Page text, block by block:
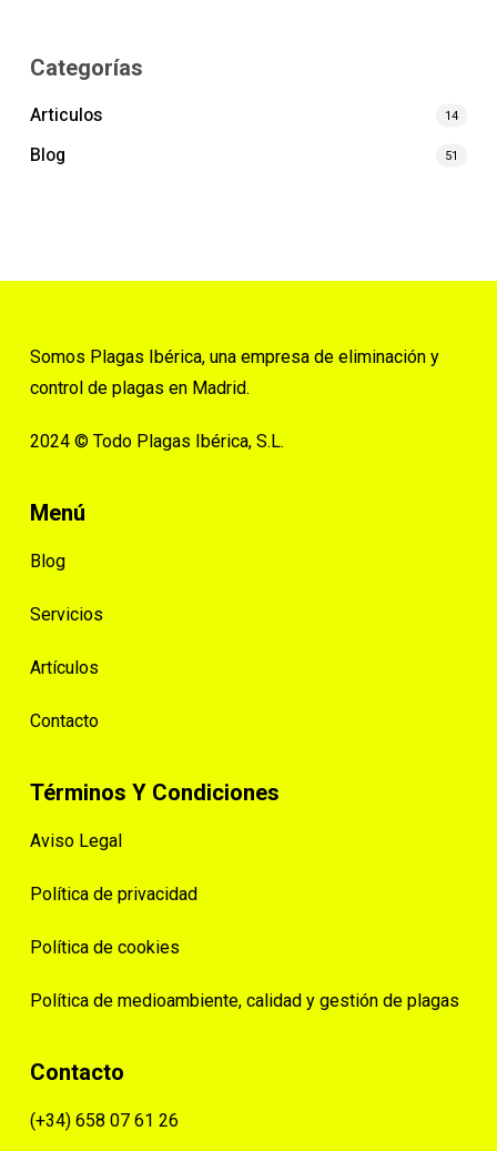
Categorías
Articulos
14
Blog 51
Somos Plagas Ibérica, una empresa de eliminación y
control de plagas en Madrid.
2024 © Todo Plagas Ibérica, S.L.
Menú
Blog
Servicios
Artículos
Contacto
Términos Y Condiciones
Aviso Legal
Política de privacidad
Política de cookies
Política de medioambiente, calidad y gestión de plagas
Contacto
(+34) 658 07 61 26